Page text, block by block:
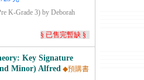
K-Grade 3) by Deborah
§ 已售完暫缺 §
Key Signature
Minor) Alfred ◆預購書